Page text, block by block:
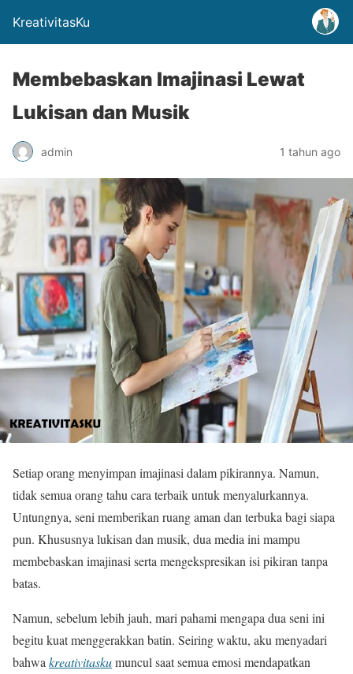
KreativitasKu
Membebaskan Imajinasi Lewat
Lukisan dan Musik
admin 1 tahun ago
Setiap orang menyimpan imajinasi dalam pikirannya. Namun,
tidak semua orang tahu cara terbaik untuk menyalurkannya.
Untungnya, seni memberikan ruang aman dan terbuka bagi siapa
pun. Khususnya lukisan dan musik, dua media ini mampu
membebaskan imajinasi serta mengekspresikan isi pikiran tanpa
batas.
Namun, sebelum lebih jauh, mari pahami mengapa dua seni ini
begitu kuat menggerakkan batin. Seiring waktu, aku menyadari
bahwa kreativitaskumuncul saat semua emosi mendapatkan